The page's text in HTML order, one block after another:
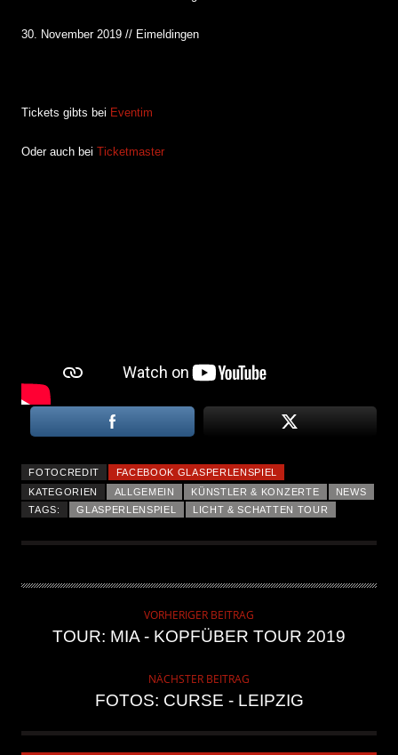
30. November 2019 // Eimeldingen
Tickets gibts bei Eventim
Oder auch bei Ticketmaster
FOTOCREDIT
FACEBOOK GLASPERLENSPIEL
KATEGORIEN
ALLGEMEIN KÜNSTLER & KONZERTE
NEWS
TAGS:
GLASPERLENSPIEL LICHT & SCHATTEN TOUR
VORHERIGER BEITRAG
TOUR: MIA - KOPFÜBER TOUR 2019
NÄCHSTER BEITRAG
FOTOS: CURSE - LEIPZIG